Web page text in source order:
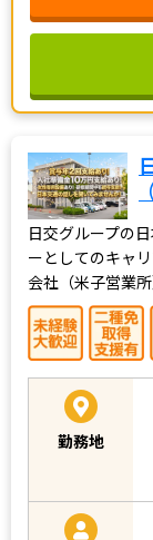
日交グループの
ーとしてのキャ
会社（米子営業
勤務地